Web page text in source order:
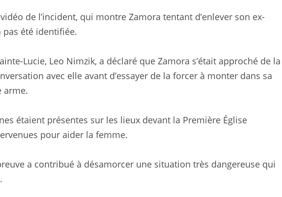
de l’incident, qui montre Zamora tentant d’enlever son ex-
pas été identifiée.
Lucie, Leo Nimzik, a déclaré que Zamora s’était approché de la
avec elle avant d’essayer de la forcer à monter dans sa
arme.
étaient présentes sur les lieux devant la Première Église
pour aider la femme.
a contribué à désamorcer une situation très dangereuse qui